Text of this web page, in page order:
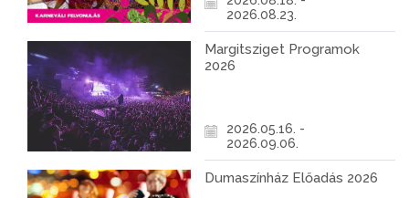
2026.08.23.
Margitsziget Programok
2026
2026.05.16. -
2026.09.06.
Dumaszínház Előadás 2026